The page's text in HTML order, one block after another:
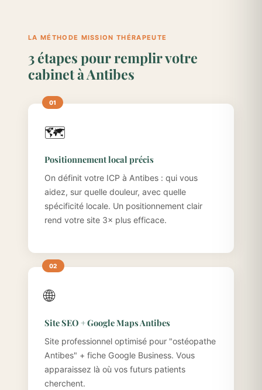
LA MÉTHODE MISSION THÉRAPEUTE
3 étapes pour remplir votre
cabinet à Antibes
🗺️
Positionnement local précis
On définit votre ICP à Antibes : qui vous
aidez, sur quelle douleur, avec quelle
spécificité locale. Un positionnement clair
rend votre site 3× plus efficace.
🌐
Site SEO + Google Maps Antibes
Site professionnel optimisé pour "ostéopathe
Antibes" + fiche Google Business. Vous
apparaissez là où vos futurs patients
cherchent.